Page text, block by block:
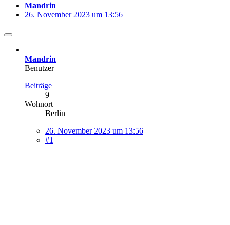
Mandrin
26. November 2023 um 13:56
Mandrin
Benutzer
Beiträge
9
Wohnort
Berlin
26. November 2023 um 13:56
#1